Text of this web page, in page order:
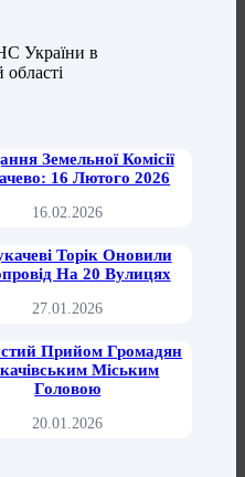
України в
області
Земельної Комісії
16 Лютого 2026
16.02.2026
Торік Оновили
На 20 Вулицях
27.01.2026
Прийом Громадян
Міським
Головою
20.01.2026